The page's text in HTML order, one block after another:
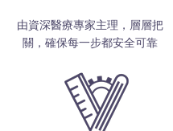
由資深醫療專家主理，層層把
關，確保每一步都安全可靠